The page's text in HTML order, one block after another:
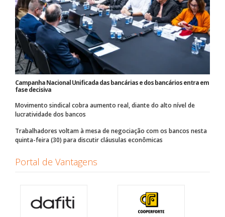
Campanha Nacional Unificada das bancárias e dos bancários entra em
fase decisiva
Movimento sindical cobra aumento real, diante do alto nível de
lucratividade dos bancos
Trabalhadores voltam à mesa de negociação com os bancos nesta
quinta-feira (30) para discutir cláusulas econômicas
Portal de Vantagens